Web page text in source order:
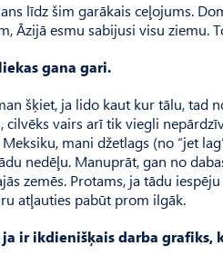
līdz šim garākais ceļojums.
Āzijā esmu sabijusi visu ziemu.
gana gari.
šķiet, ja lido kaut kur tālu, tad
cilvēks vairs arī tik viegli
mani džetlags (no “jet
nedēļu. Manuprāt, gan no
zemēs. Protams, ja tādu
atļauties pabūt prom ilgāk.
ja ir ikdienišķais darba